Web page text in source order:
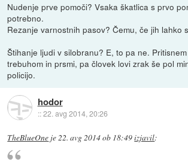
Nudenje prve pomoči? Vsaka škatlica s prvo
potrebno.
Rezanje varnostnih pasov? Čemu, če jih lahko
Štihanje ljudi v silobranu? E, to pa ne.
trebuhom in prsmi, pa človek lovi zrak še pol
policijo.
hodor
::22. avg 2014, 20:26
TheBlueOne je22. avg 2014 ob 18:49izjavil: